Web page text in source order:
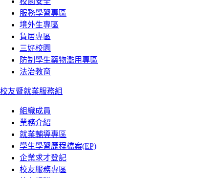
服務學習專區
境外生專區
賃居專區
三好校園
防制學生藥物濫用專區
法治教育
校友暨就業服務組
組織成員
業務介紹
就業輔導專區
學生學習歷程檔案(EP)
企業求才登記
校友服務專區